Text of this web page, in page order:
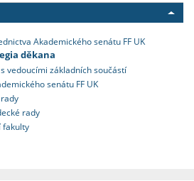
Akademického senátu FF UK
děkana
vedoucími základních součástí
senátu FF UK
rady
fakulty